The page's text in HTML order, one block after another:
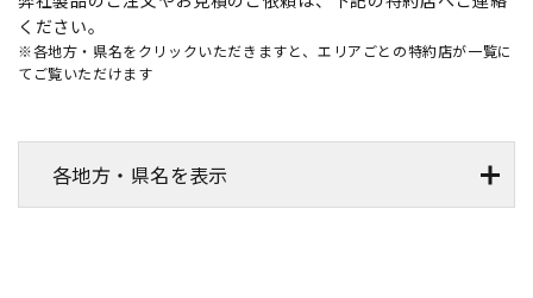
ください。
※各地方・県名をクリックいただきますと、エリアごとの特約店が一覧に
てご覧いただけます
各地方・県名を表示